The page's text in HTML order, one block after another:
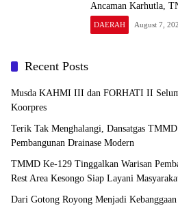
Ancaman Karhutla,
DAERAH August 7,
Recent Posts
Musda KAHMI III dan FORHATI II
Koorpres
Terik Tak Menghalangi, Dansatgas
Pembangunan Drainase Modern
TMMD Ke-129 Tinggalkan Warisan
Rest Area Kesongo Siap Layani
Dari Gotong Royong Menjadi